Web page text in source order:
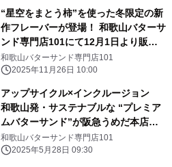
“星空をまとう柿”を使った冬限定の新
作フレーバーが登場！ 和歌山バターサ
ンド専門店101にて12月1日より販売
開始
和歌山バターサンド専門店101
2025年11月26日 10:00
アップサイクル×インクルージョン
和歌山発・サステナブルな “プレミア
ムバターサンド”が阪急うめだ本店に
初登場！
和歌山バターサンド専門店101
2025年5月28日 09:30